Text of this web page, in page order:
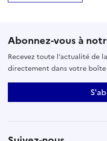
Abonnez-vous à
Recevez toute l’actualité de
directement dans votre